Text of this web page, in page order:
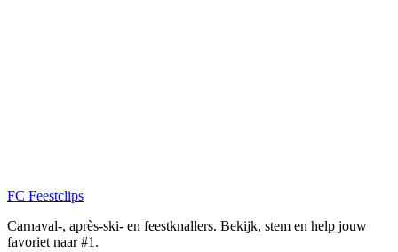
FC Feestclips
Carnaval-, après-ski- en feestknallers. Bekijk, stem en help jouw
favoriet naar #1.